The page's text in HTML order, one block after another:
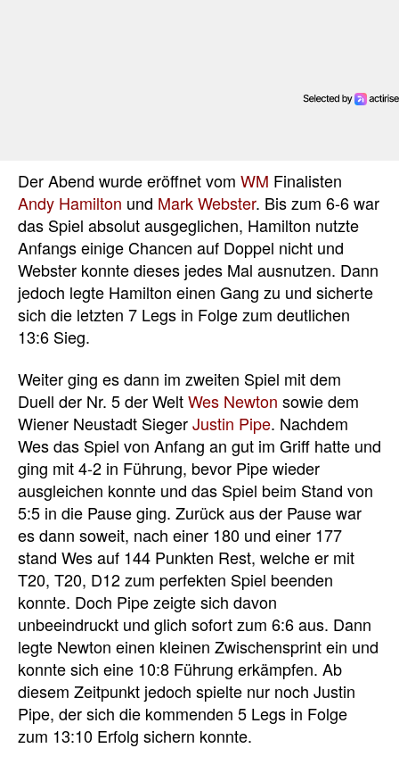
Der Abend wurde eröffnet vom WM Finalisten
Andy Hamilton und Mark Webster. Bis zum 6-6 war
das Spiel absolut ausgeglichen, Hamilton nutzte
Anfangs einige Chancen auf Doppel nicht und
Webster konnte dieses jedes Mal ausnutzen. Dann
jedoch legte Hamilton einen Gang zu und sicherte
sich die letzten 7 Legs in Folge zum deutlichen
13:6 Sieg.
Weiter ging es dann im zweiten Spiel mit dem
Duell der Nr. 5 der WeltWes Newton sowie dem
Wiener Neustadt SiegerJustin Pipe. Nachdem
Wes das Spiel von Anfang an gut im Griff hatte und
ging mit 4-2 in Führung, bevor Pipe wieder
ausgleichen konnte und das Spiel beim Stand von
5:5 in die Pause ging. Zurück aus der Pause war
es dann soweit, nach einer 180 und einer 177
stand Wes auf 144 Punkten Rest, welche er mit
T20, T20, D12 zum perfekten Spiel beenden
konnte. Doch Pipe zeigte sich davon
unbeeindruckt und glich sofort zum 6:6 aus. Dann
legte Newton einen kleinen Zwischensprint ein und
konnte sich eine 10:8 Führung erkämpfen. Ab
diesem Zeitpunkt jedoch spielte nur noch Justin
Pipe, der sich die kommenden 5 Legs in Folge
zum 13:10 Erfolg sichern konnte.